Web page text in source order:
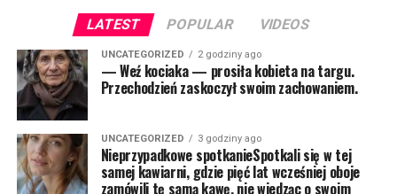
LATEST POPULAR VIDEOS
UNCATEGORIZED 2 godziny ago
— Weź kociaka — prosiła kobieta na targu.
Przechodzień zaskoczył swoim zachowaniem.
UNCATEGORIZED 3 godziny ago
Nieprzypadkowe spotkanieSpotkali się w tej
samej kawiarni, gdzie pięć lat wcześniej oboje
zamówili tę samą kawę, nie wiedząc o swoim